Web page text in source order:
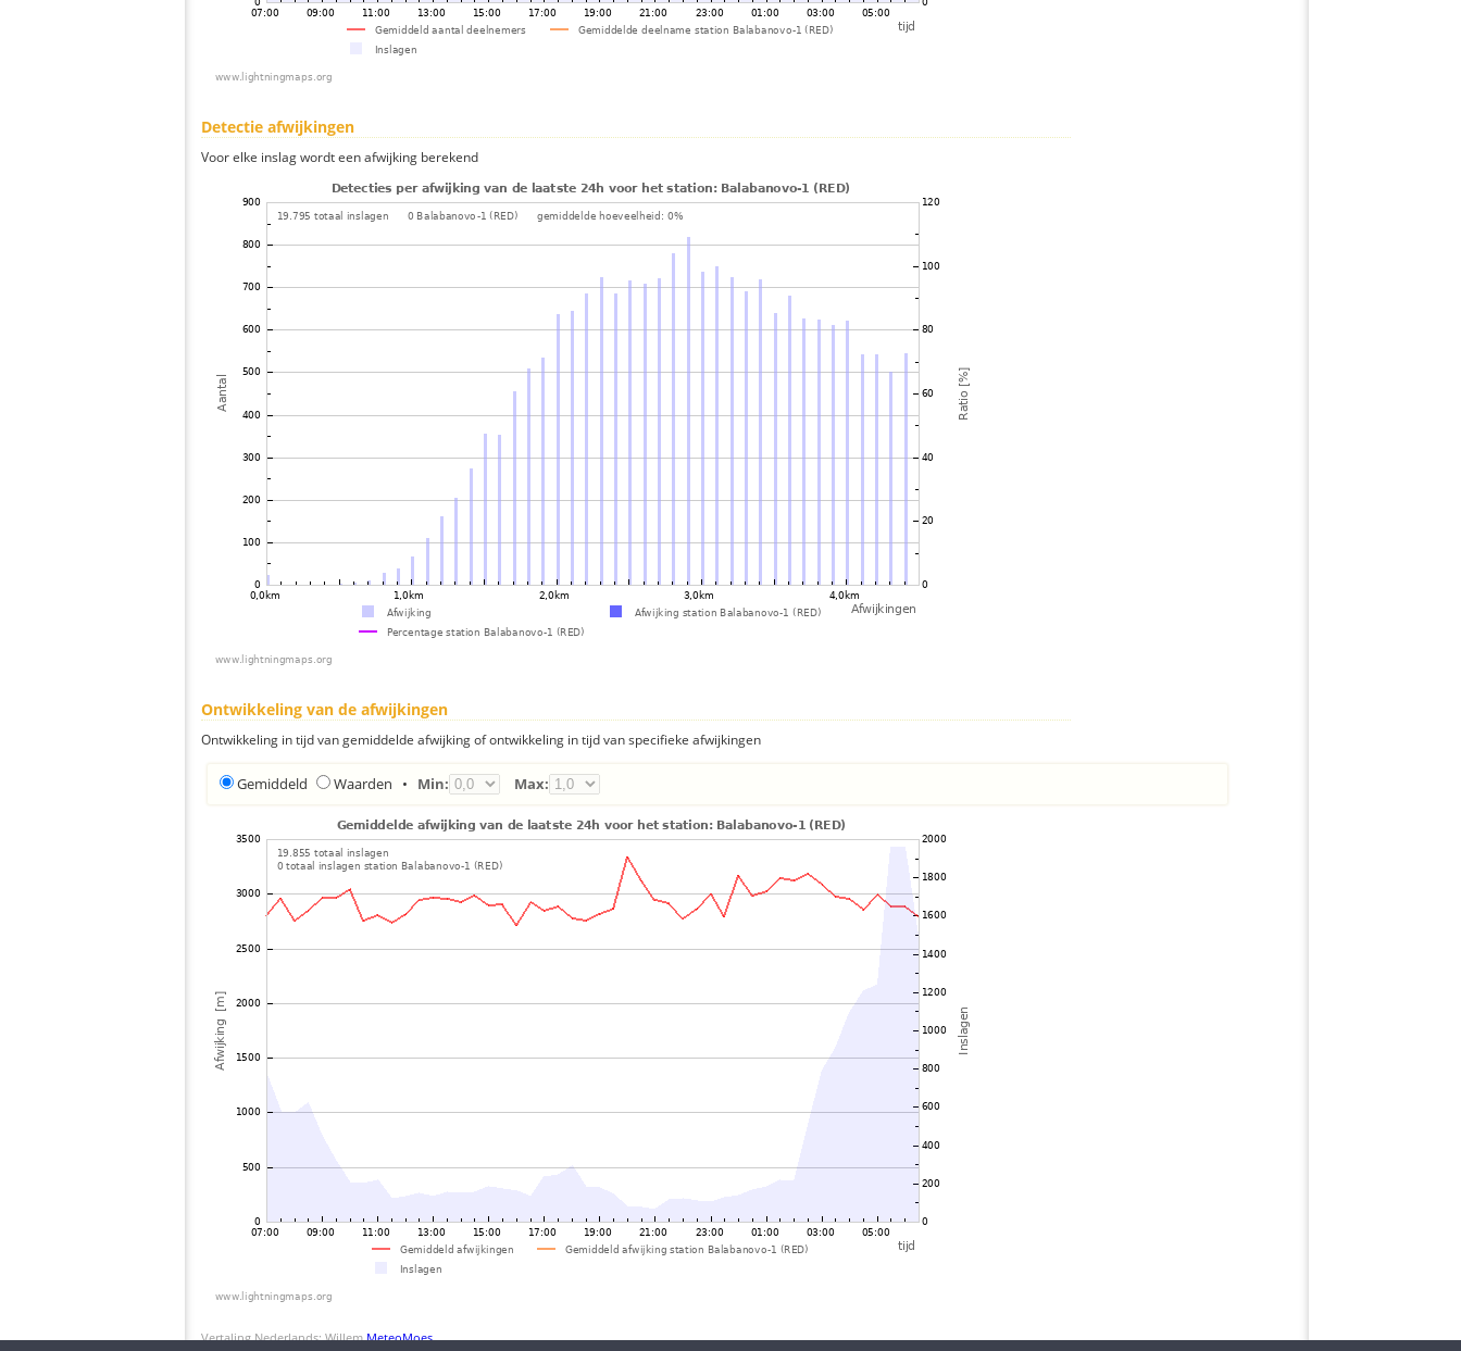
Detectie afwijkingen
Voor elke inslag wordt een afwijking berekend
Ontwikkeling van de afwijkingen
Ontwikkeling in tijd van gemiddelde afwijking of ontwikkeling in tijd van specifieke afwijkingen
Gemiddeld Waarden • Min: Max:
Vertaling Nederlands: WillemMeteoMoes